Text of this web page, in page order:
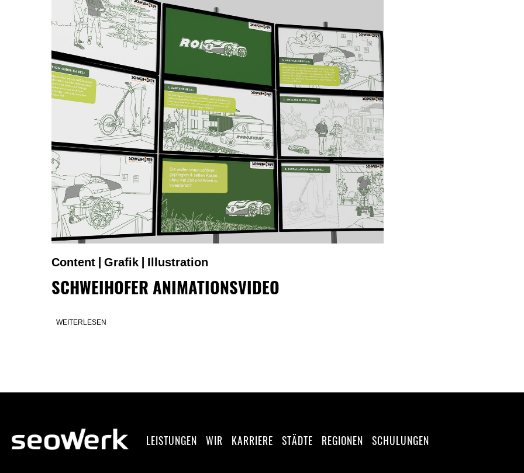
Content| Grafik| Illustration
SCHWEIHOFER ANIMATIONSVIDEO
WEITERLESEN
LEISTUNGEN WIR KARRIERE STÄDTE REGIONEN SCHULUNGEN